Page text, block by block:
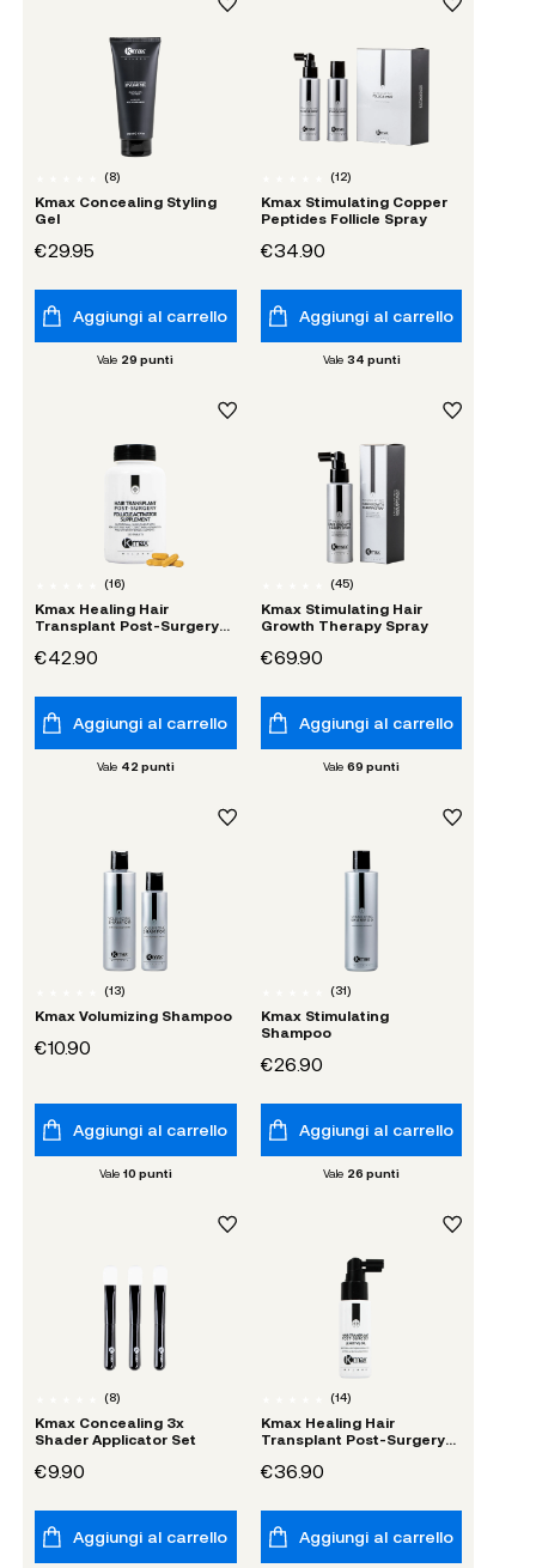
(8)
Kmax Concealing Styling
Gel
€29.95
Aggiungi al carrello
Vale 29 punti
(12)
Kmax Stimulating Copper
Peptides Follicle Spray
€34.90
Aggiungi al carrello
Vale 34 punti
(16)
Kmax Healing Hair
Transplant Post-Surgery
Supplement
€42.90
Aggiungi al carrello
Vale 42 punti
(45)
Kmax Stimulating Hair
Growth Therapy Spray
€69.90
Aggiungi al carrello
Vale 69 punti
(13)
Kmax Volumizing Shampoo
€10.90
Aggiungi al carrello
Vale 10punti
(31)
Kmax Stimulating
Shampoo
€26.90
Aggiungi al carrello
Vale 26 punti
(8)
Kmax Concealing 3x
Shader Applicator Set
€9.90
Aggiungi al carrello
(14)
Kmax Healing Hair
Transplant Post-Surgery
€36.90
Aggiungi al carrello